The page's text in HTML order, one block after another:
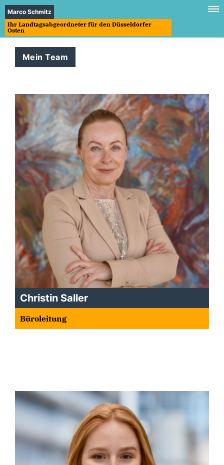
Marco Schmitz
Ihr Landtagsabgeordneter für den Düsseldorfer
Osten
Mein Team
Christin Saller
Büroleitung